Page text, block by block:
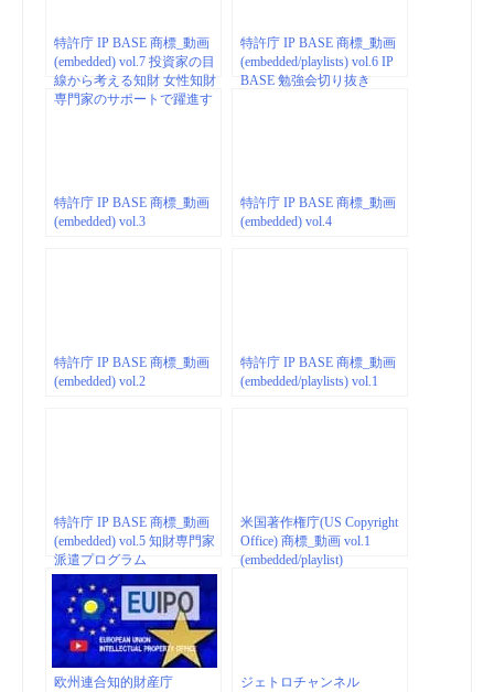
特許庁 IP BASE 商標_動画
(embedded) vol.7 投資家の⽬
線から考える知財 女性知財
専門家のサポートで躍進す
特許庁 IP BASE 商標_動画
(embedded/playlists) vol.6 IP
BASE 勉強会切り抜き
特許庁 IP BASE 商標_動画
(embedded) vol.3
特許庁 IP BASE 商標_動画
(embedded) vol.4
特許庁 IP BASE 商標_動画
(embedded) vol.2
特許庁 IP BASE 商標_動画
(embedded/playlists) vol.1
特許庁 IP BASE 商標_動画
(embedded) vol.5 知財専門家
派遣プログラム
米国著作権庁(US Copyright
Office) 商標_動画 vol.1
(embedded/playlist)
欧州連合知的財産庁
ジェトロチャンネル